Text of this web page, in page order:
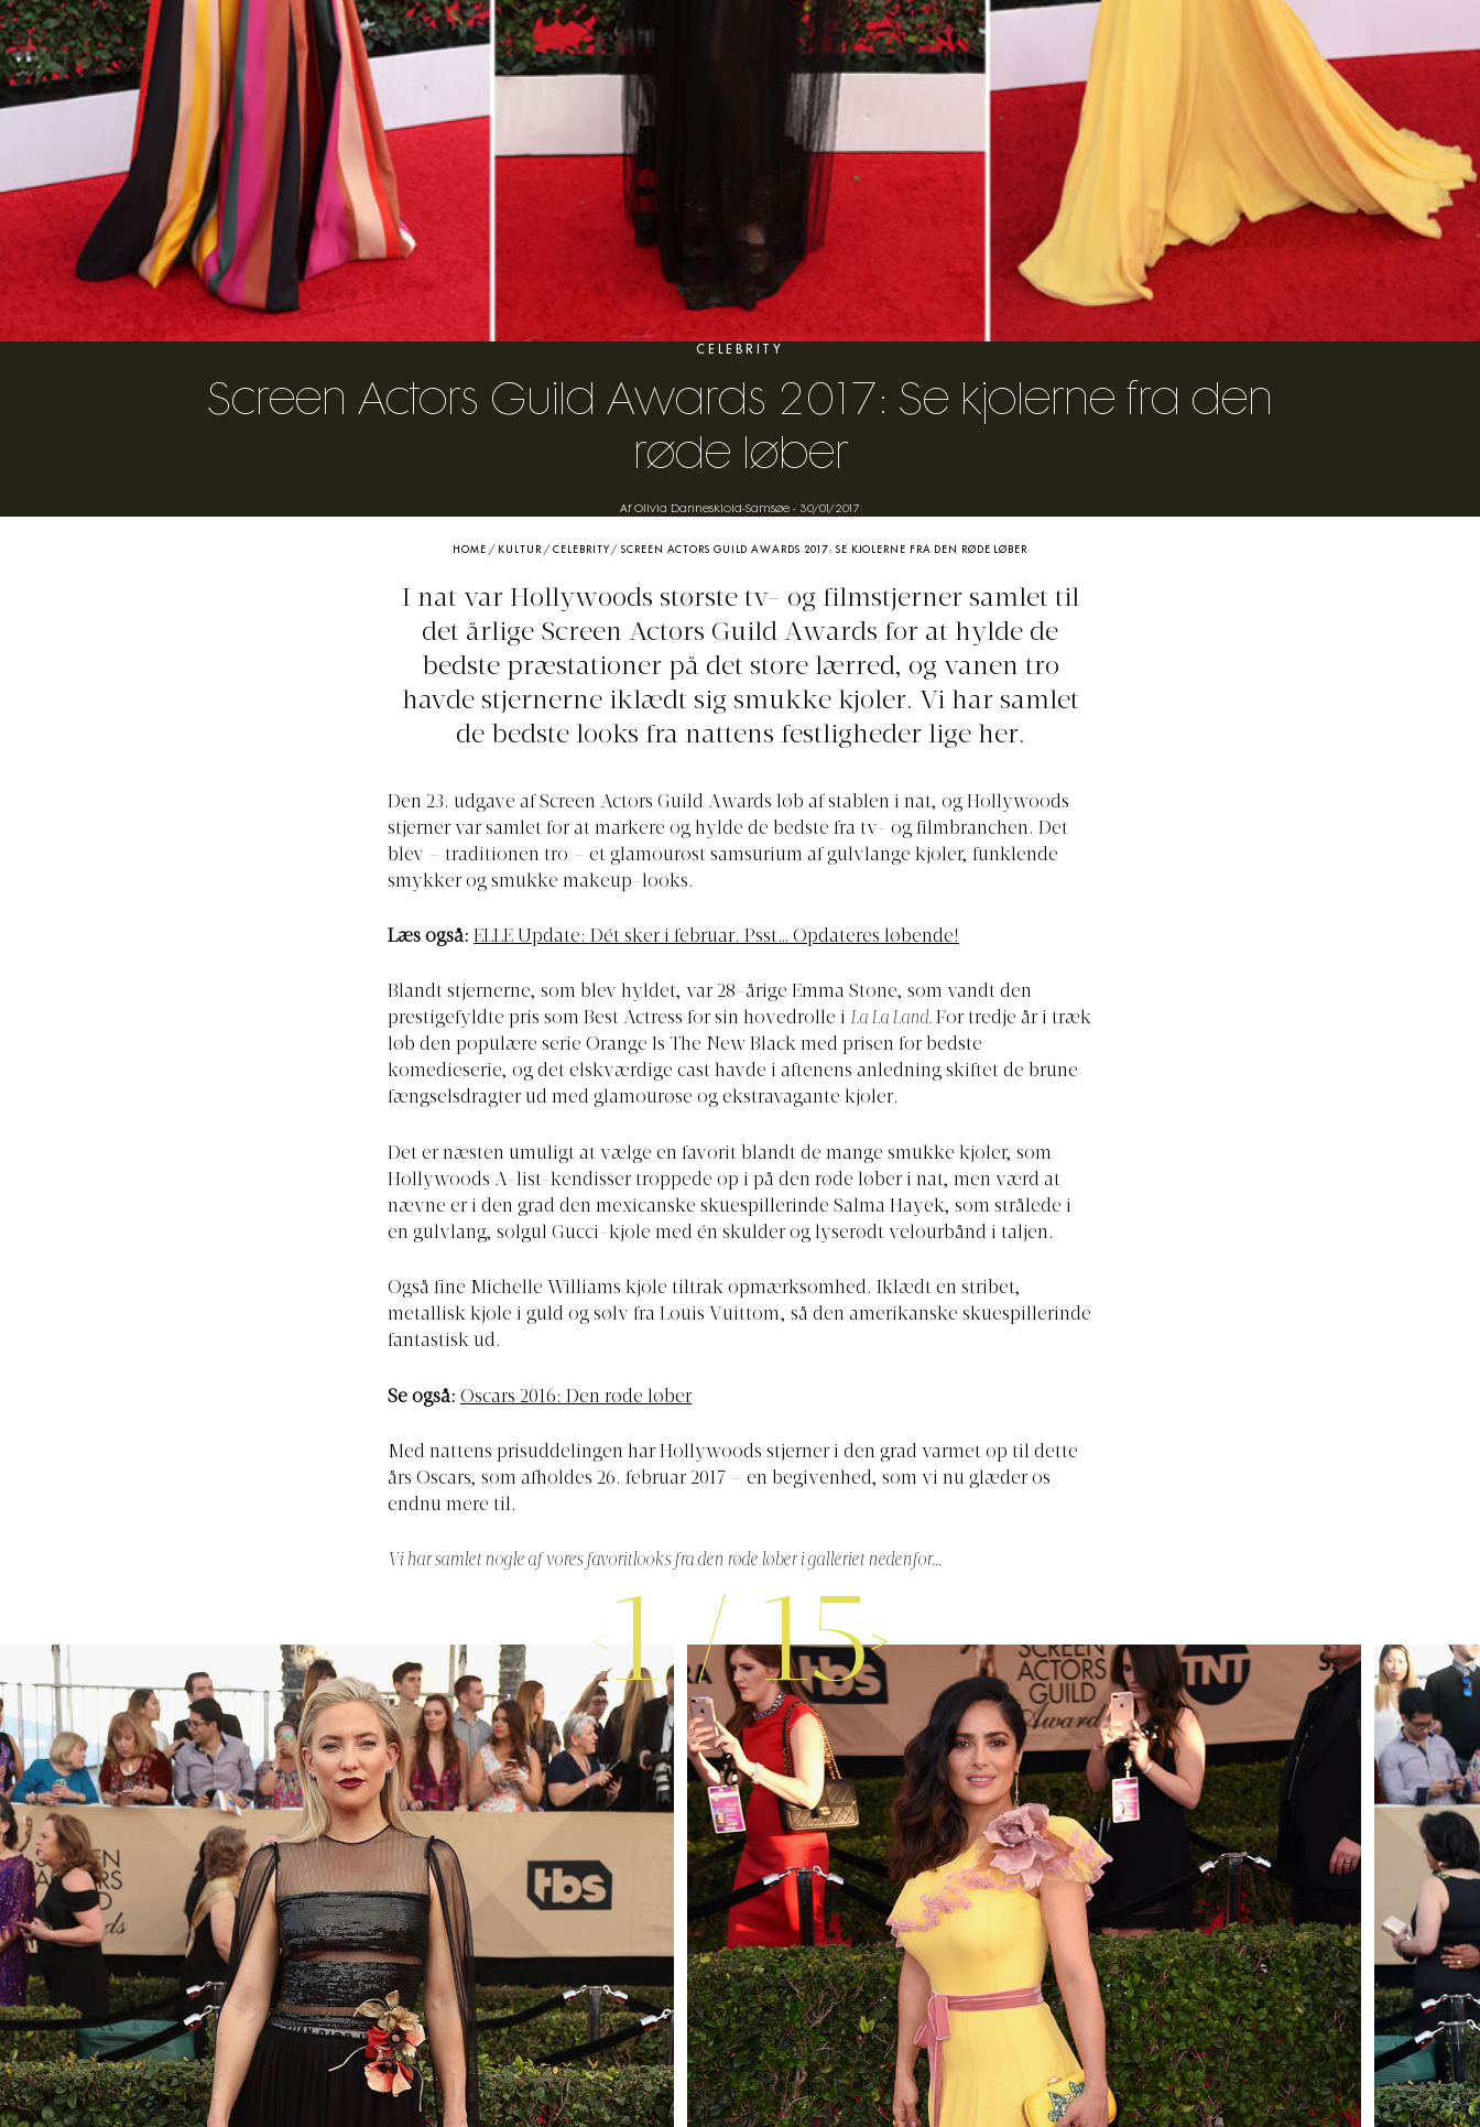
CELEBRITY
Screen Actors Guild Awards 2017: Se kjolerne fra den
røde løber
Af Olivia Danneskiold-Samsøe - 30/01/2017
HOME / KULTUR/CELEBRITY /SCREEN ACTORS GUILD AWARDS 2017: SE KJOLERNE FRA DEN RØDE LØBER
I nat var Hollywoods største tv- og filmstjerner samlet til
det årlige Screen Actors Guild Awards for at hylde de
bedste præstationer på det store lærred, og vanen tro
havde stjernerne iklædt sig smukke kjoler. Vi har samlet
de bedste looks fra nattens festligheder lige her.
Den 23. udgave af Screen Actors Guild Awards løb af stablen i nat, og Hollywoods
stjerner var samlet for at markere og hylde de bedste fra tv- og filmbranchen. Det
blev – traditionen tro – et glamourøst samsurium af gulvlange kjoler, funklende
smykker og smukke makeup-looks.
Læs også: ELLE Update: Dét sker i februar. Psst… Opdateres løbende!
Blandt stjernerne, som blev hyldet, var 28-årige Emma Stone, som vandt den
prestigefyldte pris som Best Actress for sin hovedrolle i La La Land. For tredje år i træk
løb den populære serie Orange Is The New Black med prisen for bedste
komedieserie, og det elskværdige cast havde i aftenens anledning skiftet de brune
fængselsdragter ud med glamourøse og ekstravagante kjoler.
Det er næsten umuligt at vælge en favorit blandt de mange smukke kjoler, som
Hollywoods A-list-kendisser troppede op i på den røde løber i nat, men værd at
nævne er i den grad den mexicanske skuespillerinde Salma Hayek, som strålede i
en gulvlang, solgul Gucci-kjole med én skulder og lyserødt velourbånd i taljen.
Også fine Michelle Williams kjole tiltrak opmærksomhed. Iklædt en stribet,
metallisk kjole i guld og sølv fra Louis Vuittom, så den amerikanske skuespillerinde
fantastisk ud.
Se også: Oscars 2016: Den røde løber
Med nattens prisuddelingen har Hollywoods stjerner i den grad varmet op til dette
års Oscars, som afholdes 26. februar 2017 – en begivenhed, som vi nu glæder os
endnu mere til.
Vi har samlet nogle af vores favoritlooks fra den røde løber i galleriet nedenfor…
1/15